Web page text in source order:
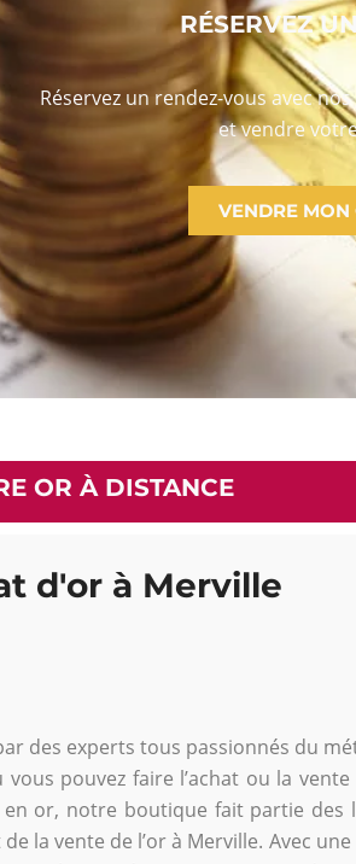
RÉSERVEZ
Réservez un rendez-vous avec
et vendre
VENDRE MON
OR À DISTANCE
d'or à Merville
des experts tous passionnés du
vous pouvez faire l’achat ou la
or, notre boutique fait partie des
de la vente de l’or à Merville. Avec